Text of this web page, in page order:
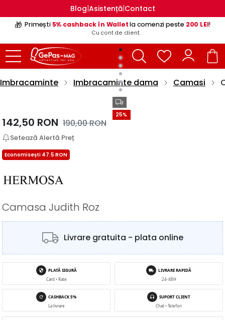
Blog|Asistență|Contact
🎁 Primești 5% cashback în Walletla comenzi peste 200 LEI!
Cu cont de client.
Imbracaminte Imbracaminte dama Camasi
25%
142,50 RON 190,00RON
Setează Alertă Preț
Economisești 47.5 RON
Camasa Judith Roz
Livrare gratuita - plata online
PLATĂ SIGURĂ
Card • Rate
LIVRARE RAPIDĂ
24-48H
CASHBACK 5%
La livrare
SUPORT CLIENT
Chat • Telefon